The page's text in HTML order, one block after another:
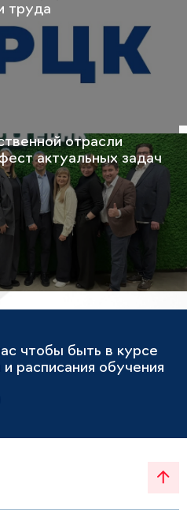
труда
отрасли
актуальных задач
чтобы быть в курсе
расписания обучения